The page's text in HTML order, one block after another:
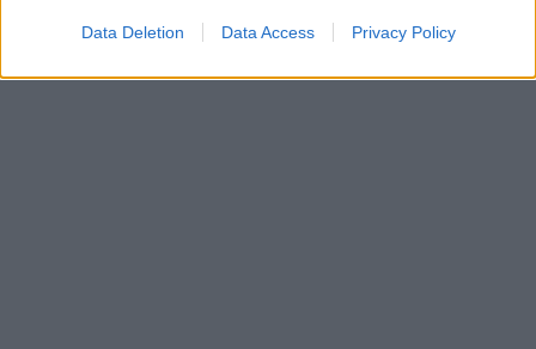
Data Deletion Data Access Privacy Policy